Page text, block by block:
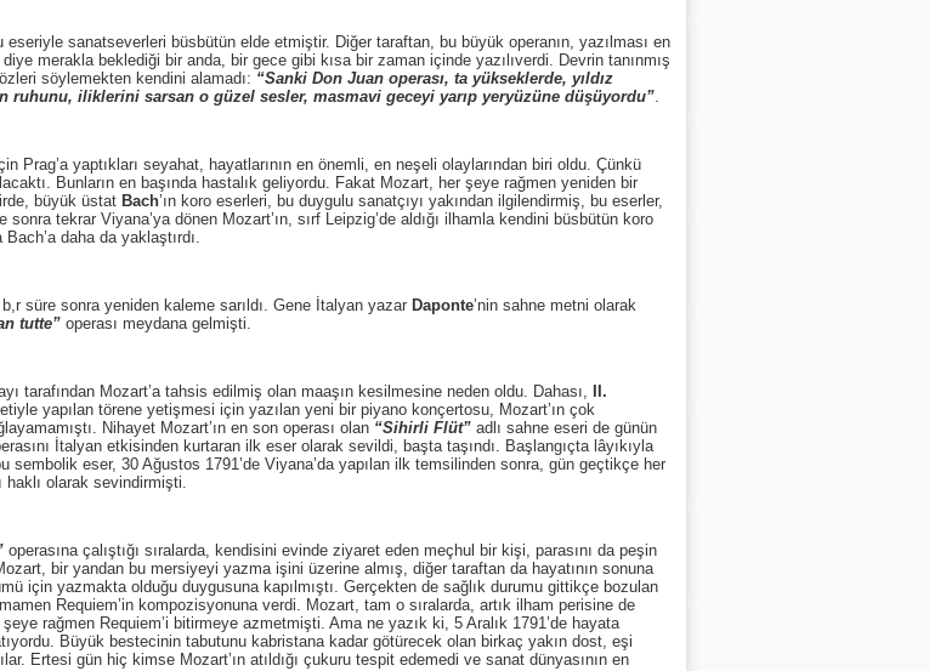
sanatseverleri büsbütün elde etmiştir. Diğer taraftan, bu büyük operanın, yazılması en
merakla beklediği bir anda, bir gece gibi kısa bir zaman içinde yazılıverdi. Devrin tanınmış
söylemekten kendini alamadı: “Sanki Don Juan operası, ta yükseklerde, yıldız
ruhunu, iliklerini sarsan o güzel sesler, masmavi geceyi yarıp yeryüzüne düşüyordu”.
yaptıkları seyahat, hayatlarının en önemli, en neşeli olaylarından biri oldu. Çünkü
Bunların en başında hastalık geliyordu. Fakat Mozart, her şeye rağmen yeniden bir
büyük üstat Bach’ın koro eserleri, bu duygulu sanatçıyı yakından ilgilendirmiş, bu eserler,
tekrar Viyana’ya dönen Mozart’ın, sırf Leipzig’de aldığı ilhamla kendini büsbütün koro
daha da yaklaştırdı.
sonra yeniden kaleme sarıldı. Gene İtalyan yazar Daponte’nin sahne metni olarak
tutte” operası meydana gelmişti.
tarafından Mozart’a tahsis edilmiş olan maaşın kesilmesine neden oldu. Dahası,
II.
yapılan törene yetişmesi için yazılan yeni bir piyano konçertosu, Mozart’ın çok
Nihayet Mozart’ın en son operası olan “Sihirli Flüt” adlı sahne eseri de günün
İtalyan etkisinden kurtaran ilk eser olarak sevildi, başta taşındı. Başlangıçta lâyıkıyla
sembolik eser, 30 Ağustos 1791’de Viyana’da yapılan ilk temsilinden sonra, gün geçtikçe her
haklı olarak sevindirmişti.
operasına çalıştığı sıralarda, kendisini evinde ziyaret eden meçhul bir kişi, parasını da peşin
bir yandan bu mersiyeyi yazma işini üzerine almış, diğer taraftan da hayatının sonuna
için yazmakta olduğu duygusuna kapılmıştı. Gerçekten de sağlık durumu gittikçe bozulan
Requiem’in kompozisyonuna verdi. Mozart, tam o sıralarda, artık ilham perisine de
rağmen Requiem’i bitirmeye azmetmişti. Ama ne yazık ki, 5 Aralık 1791’de hayata
Büyük bestecinin tabutunu kabristana kadar götürecek olan birkaç yakın dost, eşi
Ertesi gün hiç kimse Mozart’ın atıldığı çukuru tespit edemedi ve sanat dünyasının en